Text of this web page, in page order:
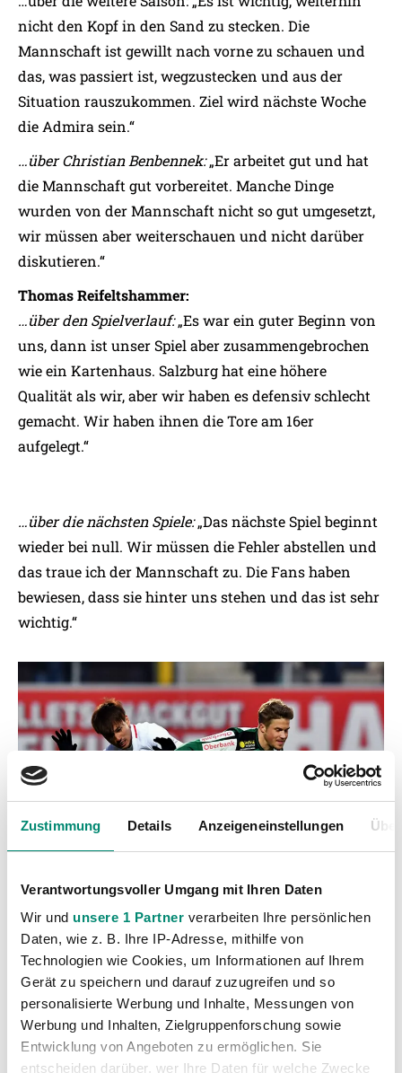
Zustimmung Details Anzeigeneinstellungen
Verantwortungsvoller Umgang mit Ihren Daten
Wir und unsere 1 Partner verarbeiten Ihre persönlichen
Daten, wie z. B. Ihre IP-Adresse, mithilfe von
Technologien wie Cookies, um Informationen auf Ihrem
Gerät zu speichern und darauf zuzugreifen und so
personalisierte Werbung und Inhalte, Messungen von
Werbung und Inhalten, Zielgruppenforschung sowie
Entwicklung von Angeboten zu ermöglichen. Sie
entscheiden darüber, wer Ihre Daten für welche Zwecke
nicht den Kopf in den Sand zu stecken. Die
Mannschaft ist gewillt nach vorne zu schauen und
das, was passiert ist, wegzustecken und aus der
Situation rauszukommen. Ziel wird nächste Woche
die Admira sein.“
…über Christian Benbennek:„Er arbeitet gut und hat
die Mannschaft gut vorbereitet. Manche Dinge
wurden von der Mannschaft nicht so gut umgesetzt,
wir müssen aber weiterschauen und nicht darüber
diskutieren.“
Thomas Reifeltshammer:
…über den Spielverlauf:„Es war ein guter Beginn von
uns, dann ist unser Spiel aber zusammengebrochen
wie ein Kartenhaus. Salzburg hat eine höhere
Qualität als wir, aber wir haben es defensiv schlecht
gemacht. Wir haben ihnen die Tore am 16er
aufgelegt.“
…über die nächsten Spiele:„Das nächste Spiel beginnt
wieder bei null. Wir müssen die Fehler abstellen und
das traue ich der Mannschaft zu. Die Fans haben
bewiesen, dass sie hinter uns stehen und das ist sehr
wichtig.“